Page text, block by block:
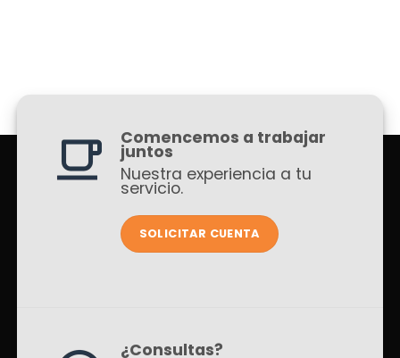
Comencemos a trabajar
juntos
Nuestra experiencia a tu
servicio.
SOLICITAR CUENTA
¿Consultas?